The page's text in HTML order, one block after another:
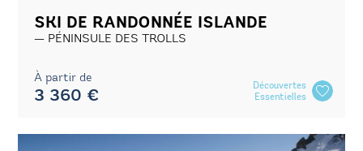
SKI DE RANDONNÉE ISLANDE
PÉNINSULE DES TROLLS
À partir de
3 360 €
Découvertes
Essentielles